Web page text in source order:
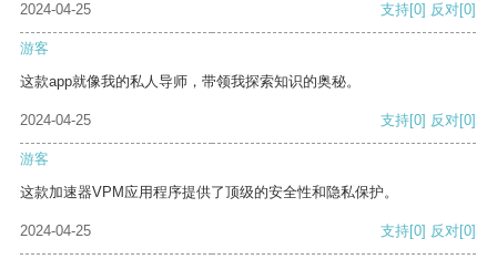
2024-04-25 支持[0] 反对[0]
游客
这款app就像我的私人导师，带领我探索知识的奥秘。
2024-04-25 支持[0] 反对[0]
游客
这款加速器VPM应用程序提供了顶级的安全性和隐私保护。
2024-04-25 支持[0] 反对[0]